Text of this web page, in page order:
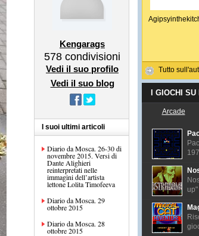
Kengarags
578 condivisioni
Vedi il suo profilo
Vedi il suo blog
I suoi ultimi articoli
Diario da Mosca. 26-30 di
novembre 2015. Versi di
Dante Alighieri
reinterpretati nelle
immagini dell’artista
lettone Lolita Timofeeva
Diario da Mosca. 29
ottobre 2015
Diario da Mosca. 28
ottobre 2015
Tutto
I GIOCHI
Arcade